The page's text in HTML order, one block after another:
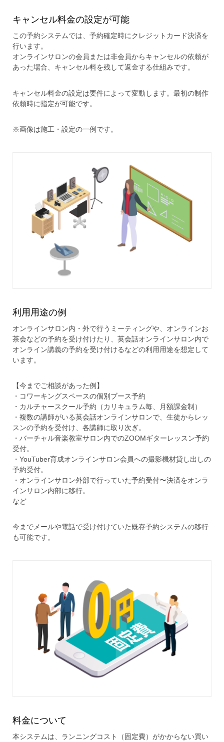
キャンセル料金の設定が可能
この予約システムでは、予約確定時にクレジットカード決済を
行います。
オンラインサロンの会員または非会員からキャンセルの依頼が
あった場合、キャンセル料を残して返金する仕組みです。
キャンセル料金の設定は要件によって変動します。最初の制作
依頼時に指定が可能です。
※画像は施工・設定の一例です。
利用用途の例
オンラインサロン内・外で行うミーティングや、オンラインお
茶会などの予約を受け付けたり、英会話オンラインサロン内で
オンライン講義の予約を受け付けるなどの利用用途を想定して
います。
【今までご相談があった例】
・コワーキングスペースの個別ブース予約
・カルチャースクール予約（カリキュラム毎、月額課金制）
・複数の講師がいる英会話オンラインサロンで、生徒からレッ
スンの予約を受付け、各講師に取り次ぎ。
・バーチャル音楽教室サロン内でのZOOMギターレッスン予約
受付。
・YouTuber育成オンラインサロン会員への撮影機材貸し出しの
予約受付。
・オンラインサロン外部で行っていた予約受付〜決済をオンラ
インサロン内部に移行。
など
今までメールや電話で受け付けていた既存予約システムの移行
も可能です。
料金について
本システムは、ランニングコスト（固定費）がかからない買い